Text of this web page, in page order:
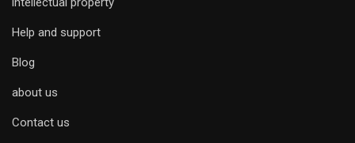
Help and support
Blog
about us
Contact us